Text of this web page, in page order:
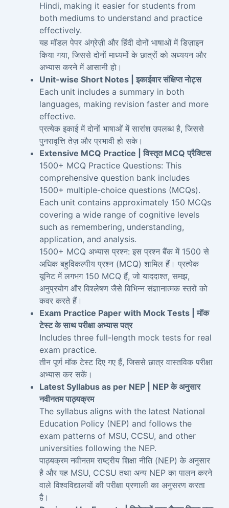
Hindi, making it easier for students from
both mediums to understand and practice
effectively.
यह मॉडल पेपर अंग्रेज़ी और हिंदी दोनों भाषाओं में डिज़ाइन
किया गया, जिससे दोनों माध्यमों के छात्रों को अध्ययन और
अभ्यास करने में आसानी हो।
Unit-wise Short Notes | इकाईवार संक्षिप्त नोट्स
Each unit includes a summary in both
languages, making revision faster and more
effective.
प्रत्येक इकाई में दोनों भाषाओं में सारांश उपलब्ध है, जिससे
पुनरावृत्ति तेज़ और प्रभावी हो सके।
Extensive MCQ Practice | विस्तृत MCQ प्रैक्टिस
1500+ MCQ Practice Questions: This
comprehensive question bank includes
1500+ multiple-choice questions (MCQs).
Each unit contains approximately 150 MCQs
covering a wide range of cognitive levels
such as remembering, understanding,
application, and analysis.
1500+ MCQ अभ्यास प्रश्न: इस प्रश्न बैंक में 1500 से
अधिक बहुविकल्पीय प्रश्न (MCQ) शामिल हैं। प्रत्येक
यूनिट में लगभग 150 MCQ हैं, जो याददाश्त, समझ,
अनुप्रयोग और विश्लेषण जैसे विभिन्न संज्ञानात्मक स्तरों को
कवर करते हैं।
Exam Practice Paper with Mock Tests | मॉक
टेस्ट के साथ परीक्षा अभ्यास पत्र
Includes three full-length mock tests for real
exam practice.
तीन पूर्ण मॉक टेस्ट दिए गए हैं, जिससे छात्र वास्तविक परीक्षा
अभ्यास कर सकें।
Latest Syllabus as per NEP | NEP के अनुसार
नवीनतम पाठ्यक्रम
The syllabus aligns with the latest National
Education Policy (NEP) and follows the
exam patterns of MSU, CCSU, and other
universities following the NEP.
पाठ्यक्रम नवीनतम राष्ट्रीय शिक्षा नीति (NEP) के अनुसार
है और यह MSU, CCSU तथा अन्य NEP का पालन करने
वाले विश्वविद्यालयों की परीक्षा प्रणाली का अनुसरण करता
है।